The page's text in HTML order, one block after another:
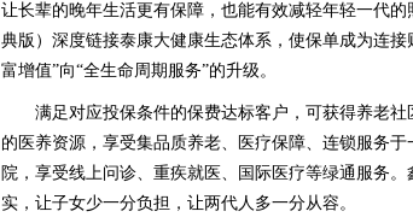
让长辈的晚年生活更有保障，也能有效减轻年轻一代
典版）深度链接泰康大健康生态体系，使保单成为连
富增值”向“全生命周期服务”的升级。
满足对应投保条件的保费达标客户，可获得养老
的医养资源，享受集品质养老、医疗保障、连锁服务
院，享受线上问诊、重疾就医、国际医疗等绿通服务
实，让子女少一分负担，让两代人多一分从容。